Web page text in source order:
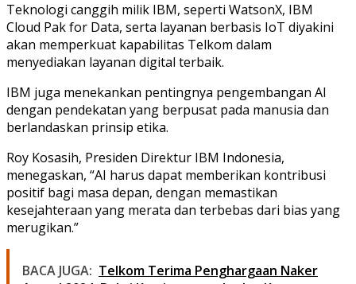
Teknologi canggih milik IBM, seperti WatsonX, IBM
Cloud Pak for Data, serta layanan berbasis IoT diyakini
akan memperkuat kapabilitas Telkom dalam
menyediakan layanan digital terbaik.
IBM juga menekankan pentingnya pengembangan AI
dengan pendekatan yang berpusat pada manusia dan
berlandaskan prinsip etika.
Roy Kosasih, Presiden Direktur IBM Indonesia,
menegaskan, “AI harus dapat memberikan kontribusi
positif bagi masa depan, dengan memastikan
kesejahteraan yang merata dan terbebas dari bias yang
merugikan.”
BACA JUGA: Telkom Terima Penghargaan Naker